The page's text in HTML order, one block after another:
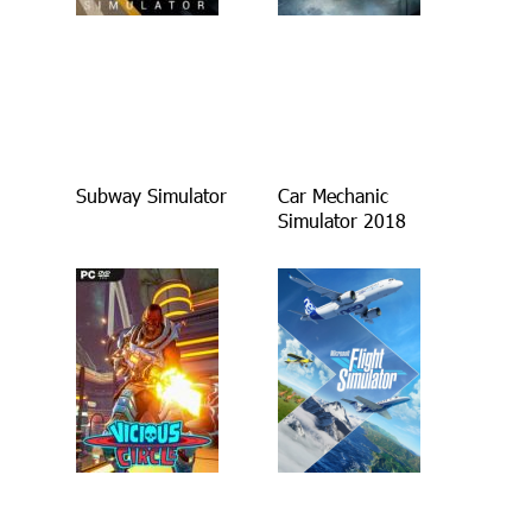
Subway Simulator
Car Mechanic
Simulator 2018